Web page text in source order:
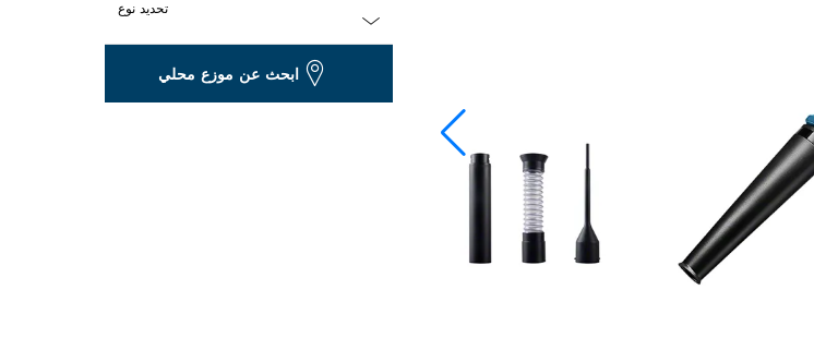
تحديد نوع
Dropdown
ابحث عن موزع محلي